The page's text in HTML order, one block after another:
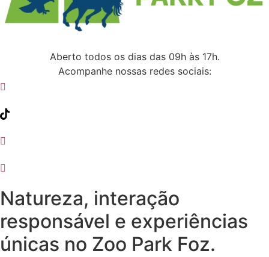
Aberto todos os dias das 09h às 17h.
Acompanhe nossas redes sociais:
Natureza, interação
responsável e experiências
únicas no Zoo Park Foz.